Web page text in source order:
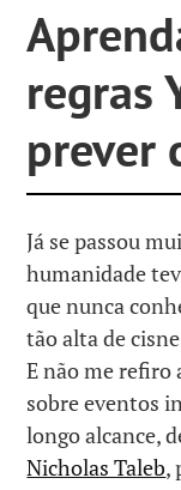
regras
prever
Já se passou
humanidade
que nunca
tão alta de
E não me
sobre eventos
longo alcance,
Nicholas Taleb,